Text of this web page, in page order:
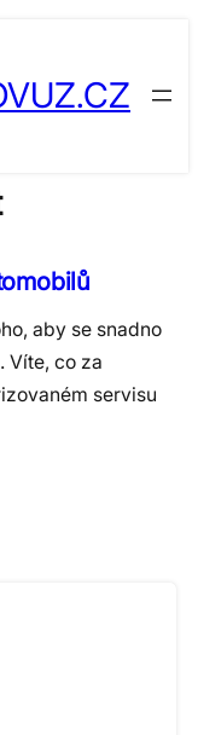
aby se snadno
Víte, co za
servisu